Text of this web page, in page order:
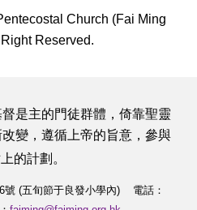
Church (Fai Ming
Reserved.
是主的門徒群體，倚靠聖靈
變，遵循上帝的旨意，參與
的計劃。
號 (五旬節于良發小學內) 電話：